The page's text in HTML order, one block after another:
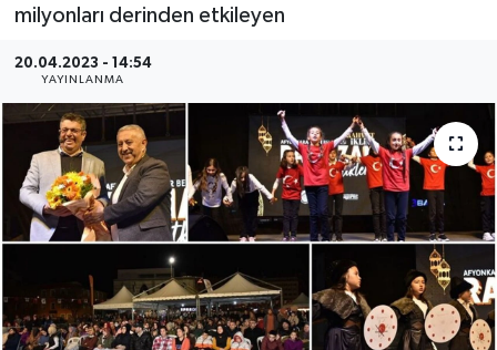
milyonları derinden etkileyen
20.04.2023 - 14:54
YAYINLANMA